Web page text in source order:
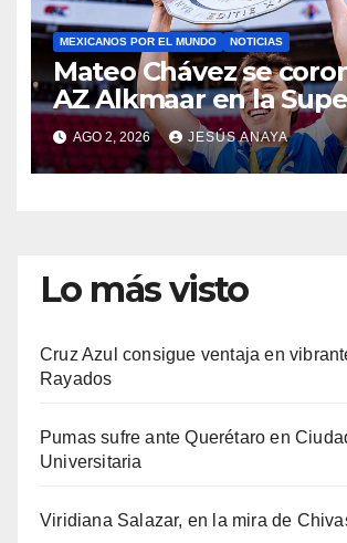
MEXICANOS POR EL MUNDO NOTICIAS
Mateo Chávez se
AZ Alkmaar en la
de Países Bajos
AGO 2, 2026 JESÚS ANAYA
Lo más visto
Cruz Azul consigue ventaja en
Rayados
Pumas sufre ante Querétaro en
Universitaria
Viridiana Salazar, en la mira de